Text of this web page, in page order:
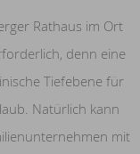
Rathaus im Ort
denn eine
Tiefebene für
Natürlich kann
mit